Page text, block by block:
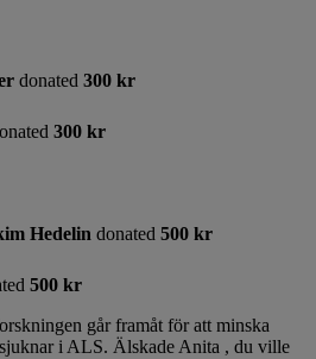
donated 300 kr
300 kr
Hedelin donated 500 kr
500 kr
går framåt för att minska
i ALS. Älskade Anita , du ville